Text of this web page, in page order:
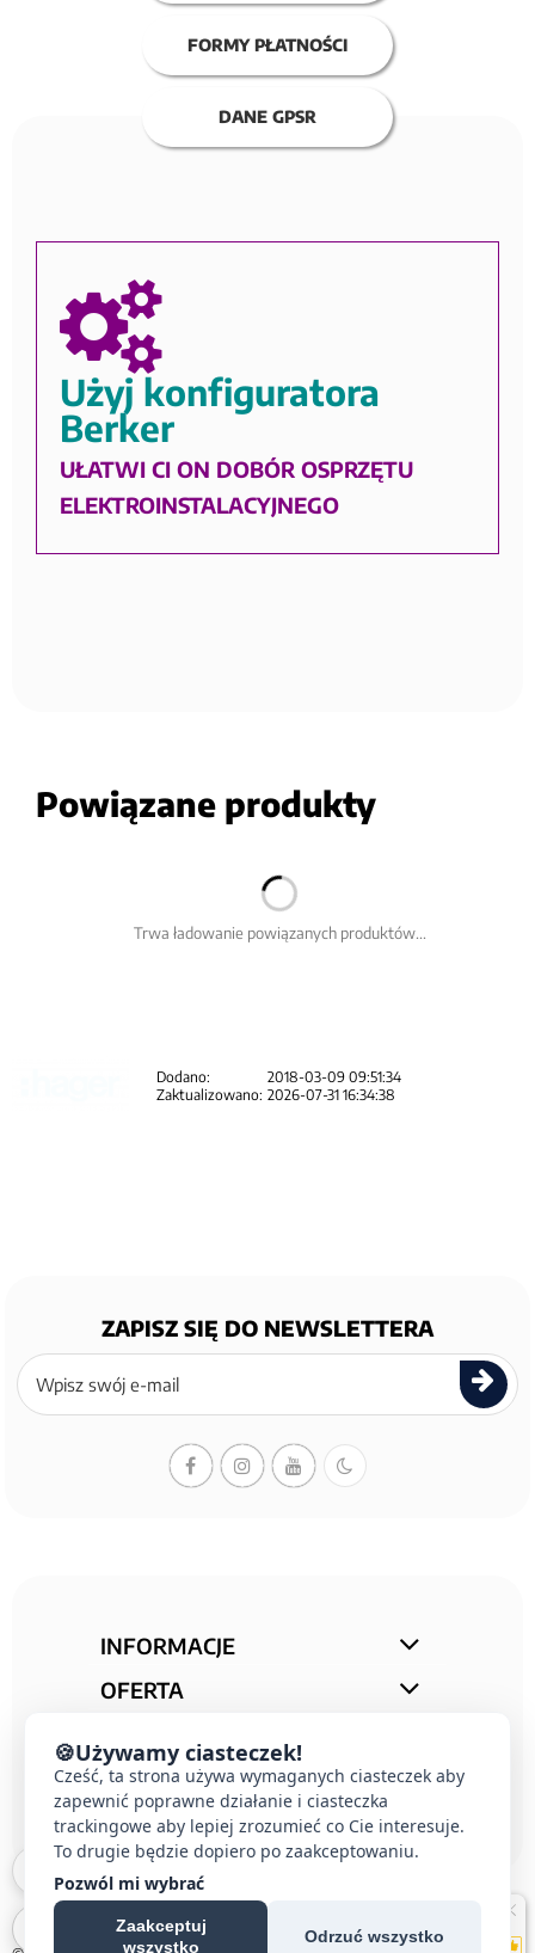
FORMY PŁATNOŚCI
DANE GPSR
Użyj konfiguratora
Berker
UŁATWI CI ON DOBÓR OSPRZĘTU
ELEKTROINSTALACYJNEGO
Powiązane produkty
Trwa ładowanie powiązanych produktów...
Dodano:
2018-03-09 09:51:34
Zaktualizowano: 2026-07-31 16:34:38
ZAPISZ SIĘ DO NEWSLETTERA
Zapisz
się
newslettera
INFORMACJE
OFERTA
KONTAKT
🍪Używamy ciasteczek!
Cześć, ta strona używa wymaganych ciasteczek aby
zapewnić poprawne działanie i ciasteczka
trackingowe aby lepiej zrozumieć co Cie interesuje.
To drugie będzie dopiero po zaakceptowaniu.
Pozwól mi wybrać
Zaakceptuj
wszystko
Odrzuć wszystko